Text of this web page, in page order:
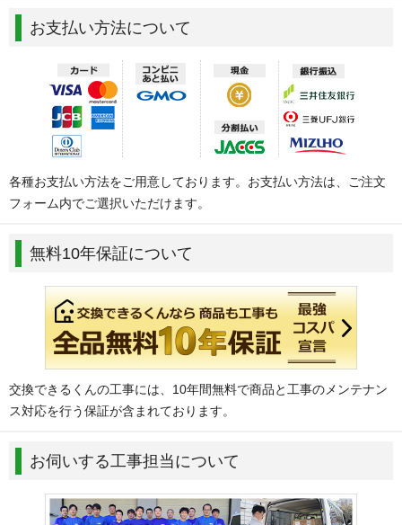
お支払い方法について
各種お支払い方法をご用意しております。お支払い方法は、ご注文
フォーム内でご選択いただけます。
無料10年保証について
交換できるくんの工事には、10年間無料で商品と工事のメンテナン
ス対応を行う保証が含まれております。
お伺いする工事担当について